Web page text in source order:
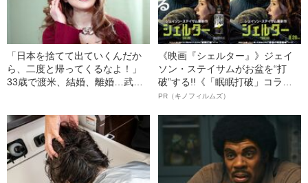
「日本を捨てて出ていくんだか
ら、二度と帰ってくるなよ！」
33歳で渡米、結婚、離婚…武田
《映画『シェルター』》ジェイ
ソン・ステイサムがお盆を“打
破”する!!《「眠眠打破」コラ
ボ》
PR（キノフィルムズ）